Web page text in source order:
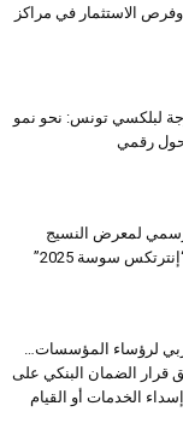
وفرص الاستثمار في مراكز
لبلكسي تونس: نحو نمو
رقمي
لمعرض النسيج
سوسة 2025”
لرؤساء المؤسسات…
قرار الضمان البنكي على
الخدمات أو القيام